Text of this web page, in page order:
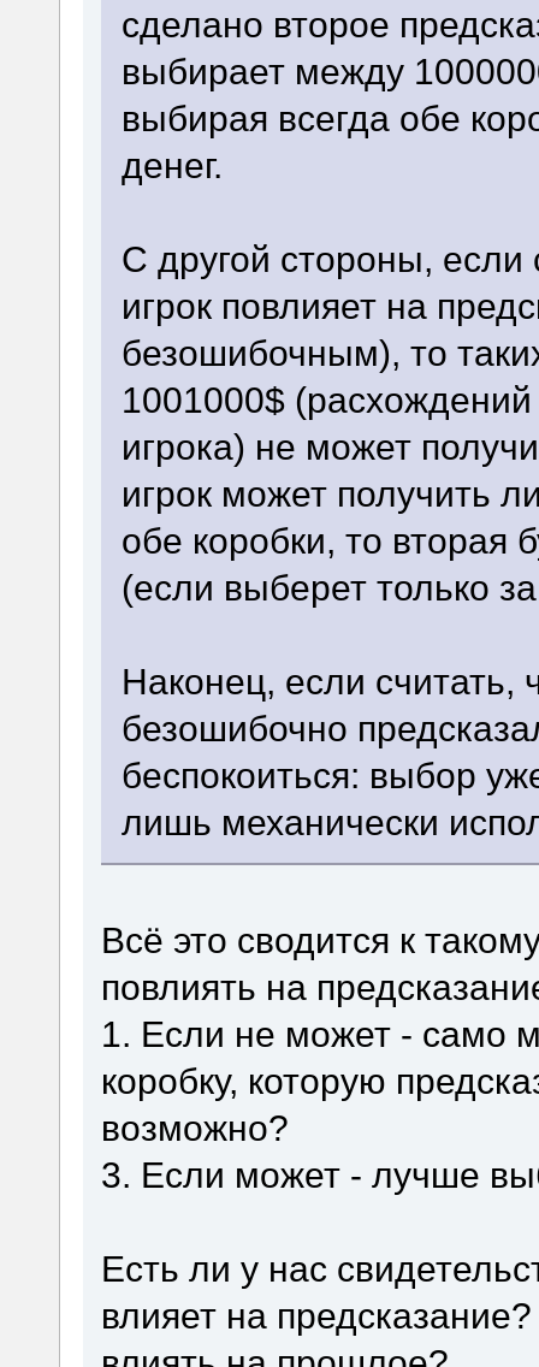
сделано второе
выбирает между
выбирая всегда обе
денег.
С другой стороны, если
игрок повлияет на
безошибочным), то
1001000$
игрока) не может
игрок может получить
обе коробки, то вторая
(если выберет только
Наконец, если считать,
безошибочно
беспокоиться: выбор
лишь механически
Всё это сводится к
повлиять на
1. Если не может - само
коробку, которую
возможно?
3. Если может - лучше
Есть ли у нас
влияет на